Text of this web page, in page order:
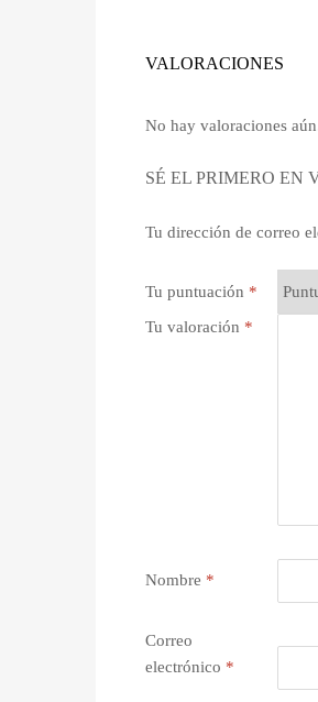
VALORACIONES
No hay valoraciones
SÉ EL PRIMERO EN
Tu dirección de correo
Tu puntuación *
Tu valoración *
Nombre *
Correo
electrónico *